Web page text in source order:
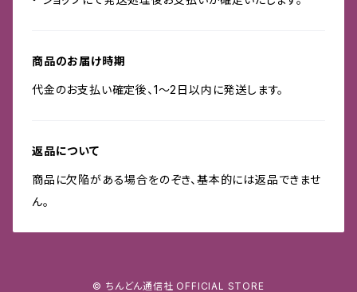
商品のお届け時期
代金のお支払い確定後、1〜2日以内に発送します。
返品について
商品に欠陥がある場合をのぞき、基本的には返品できませ
ん。
© ちんどん通信社 OFFICIAL STORE